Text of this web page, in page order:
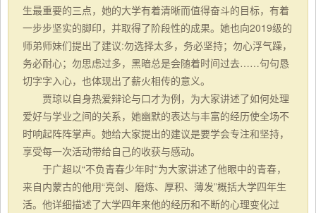
生最重要的三点，她的大学有着清晰而值得奋斗的目标，有着
一步步坚实的脚印，并取得了阶段性的成果。她也向2019级的
师弟师妹们提出了建议:勿选择太多，务必坚持；勿心浮气躁，
务必耐心；勿思虑过多，黑暗总是会随着时间过去……句句恳
切字字入心，也体现出了薪火相传的意义。
贾琼以自身热爱辩论与口才为例，为大家讲述了如何处理
爱好与学业之间的关系，她幽默的表达与丰富的经历使全场不
时响起阵阵掌声。她给大家提出的建议是要学会专注和坚持，
享受每一次活动带给自己的收获与感动。
于广超以“不负青春少年时”为大家讲述了他眼中的青春，
来自内蒙古的他用“亮剑、磨炼、厚积、薄发”概括大学四年生
活。他详细描述了大学四年来他的经历和不断的心理变化过